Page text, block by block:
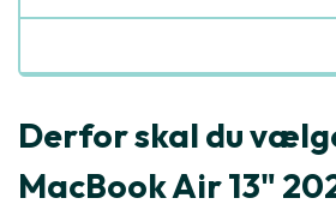
Derfor skal du
MacBook Air 13"